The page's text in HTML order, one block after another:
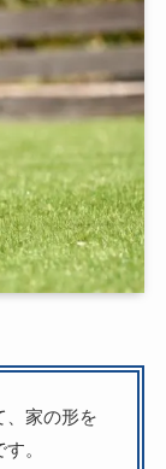
、家の形を
。